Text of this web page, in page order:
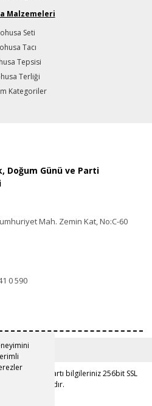
Malzemeleri
Seti
Tacı
Tepsisi
Terliği
Kategoriler
Doğum Günü ve Parti
Mah. Zemin Kat, No:C-60
0 590
Kredi kartı bilgileriniz 256bit SSL
ile korunmaktadır.